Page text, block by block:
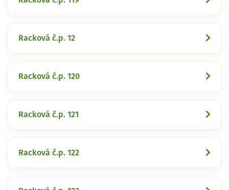
Racková č.p. 12
Racková č.p. 120
Racková č.p. 121
Racková č.p. 122